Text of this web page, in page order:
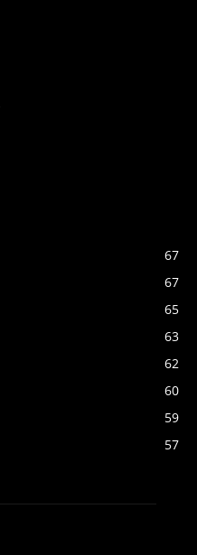
67
67
65
63
62
60
59
57